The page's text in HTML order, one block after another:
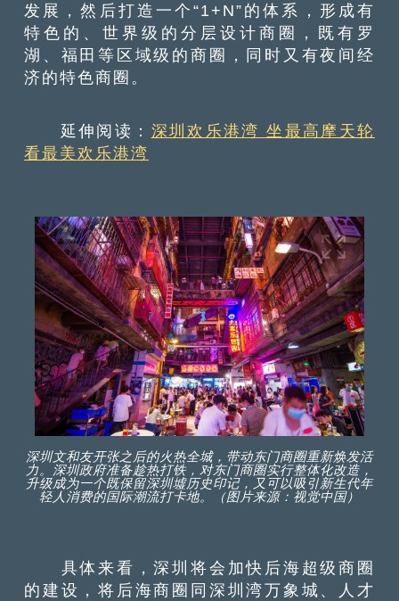
发展，然后打造一个“1+N”的体系，形成有
特色的、世界级的分层设计商圈，既有罗
湖、福田等区域级的商圈，同时又有夜间经
济的特色商圈。
延伸阅读： 深圳欢乐港湾 坐最高摩天轮
看最美欢乐港湾
深圳文和友开张之后的火热全城，带动东门商圈重新焕发活
力。深圳政府准备趁热打铁，对东门商圈实行整体化改造，
升级成为一个既保留深圳墟历史印记，又可以吸引新生代年
轻人消费的国际潮流打卡地。（图片来源：视觉中国）
具体来看，深圳将会加快后海超级商圈
的建设，将后海商圈同深圳湾万象城、人才